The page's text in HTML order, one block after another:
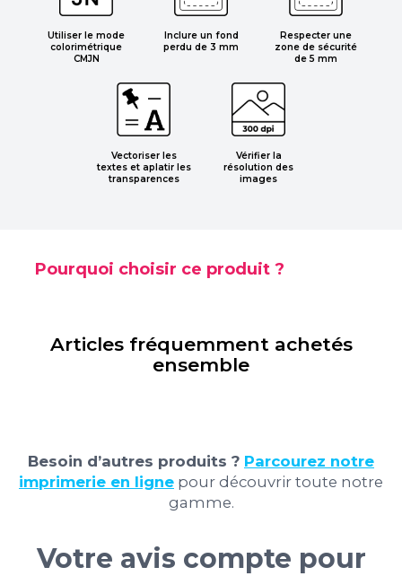
Utiliser le mode
colorimétrique
CMJN
Inclure un fond
perdu de 3 mm
Respecter une
zone de sécurité
de 5 mm
Vectoriser les
textes et aplatir les
transparences
Vérifier la
résolution des
images
Pourquoi choisir ce produit ?
Articles fréquemment achetés
ensemble
Besoin d’autres produits ? Parcourez notre
imprimerie en ligne pour découvrir toute notre
gamme.
Votre avis compte pour